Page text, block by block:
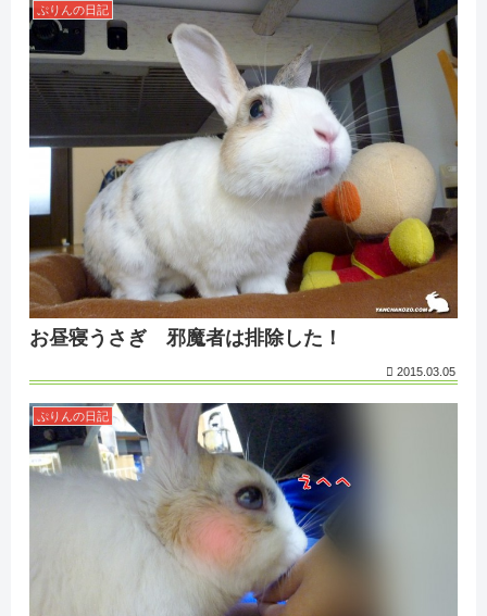
ぷりんの日記
お昼寝うさぎ 邪魔者は排除した！
2015.03.05
ぷりんの日記